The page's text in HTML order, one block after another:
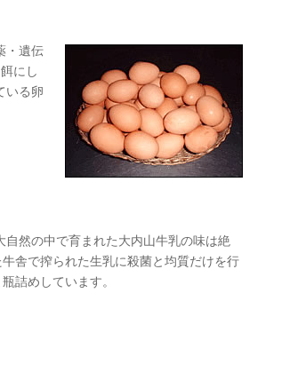
・遺伝
にし
いる卵
然の中で育まれた大内山牛乳の味は絶
舎で搾られた生乳に殺菌と均質だけを行
詰めしています。